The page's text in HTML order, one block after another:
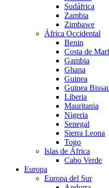
Sudáfrica
Zambia
Zimbawe
África Occidental
Benin
Costa de
Gambia
Ghana
Guinea
Guinea
Liberia
Mauritania
Nigeria
Senegal
Sierra Leona
Togo
Islas de África
Cabo Verde
Europa
Europa del Sur